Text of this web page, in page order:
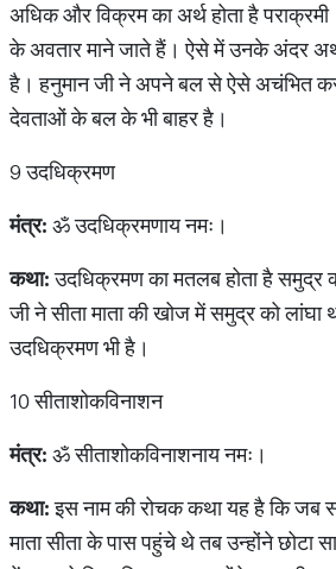
अधिक और विक्रम का अर्थ होता है
के अवतार माने जाते हैं। ऐसे में उनके अंदर
है। हनुमान जी ने अपने बल से ऐसे अचंभित कर
देवताओं के बल के भी बाहर है।
9 उदधिक्रमण
मंत्र: ॐ उदधिक्रमणाय नमः।
कथा:उदधिक्रमण का मतलब होता है समुद्र
जी ने सीता माता की खोज में समुद्र को लांघा
उदधिक्रमण भी है।
10 सीताशोकविनाशन
मंत्र: ॐ सीताशोकविनाशनाय नमः।
कथा:इस नाम की रोचक कथा यह है कि जब
माता सीता के पास पहुंचे थे तब उन्होंने